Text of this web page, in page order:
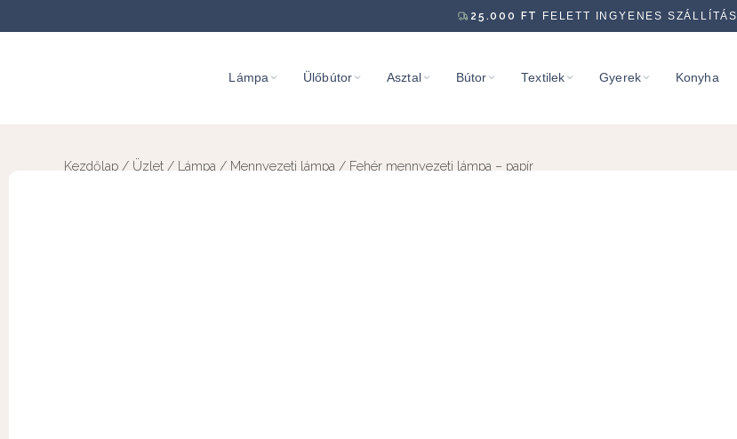
25.000 FT FELETT INGYENES SZÁLLÍTÁS
Lámpa Ülőbútor Asztal Bútor Textilek Gyerek Konyha
Kezdőlap / Üzlet / Lámpa / Mennyezeti lámpa / Fehér mennyezeti lámpa – papír